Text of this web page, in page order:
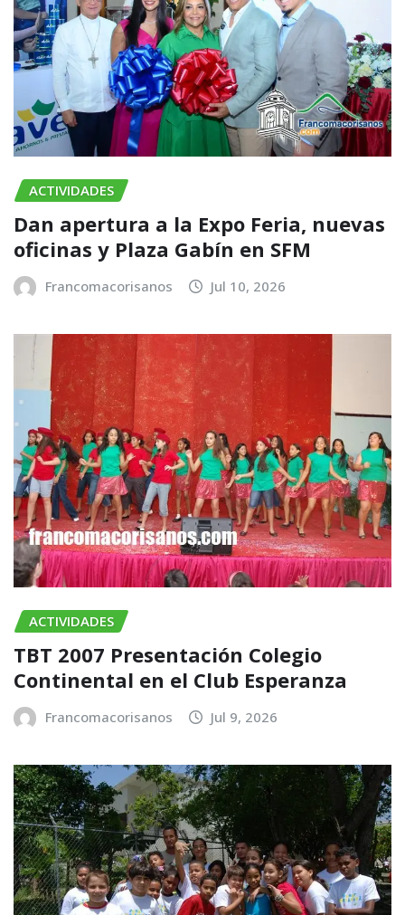
ACTIVIDADES
​Dan apertura a la Expo Feria, nuevas
oficinas y Plaza Gabín en SFM
Francomacorisanos Jul 10, 2026
ACTIVIDADES
TBT 2007 Presentación Colegio
Continental en el Club Esperanza
Francomacorisanos Jul 9, 2026